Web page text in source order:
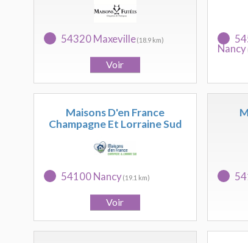
54320 Maxeville(18.9 km)
Nancy
Maisons D'en France
Champagne Et Lorraine Sud
54100 Nancy(19.1 km)